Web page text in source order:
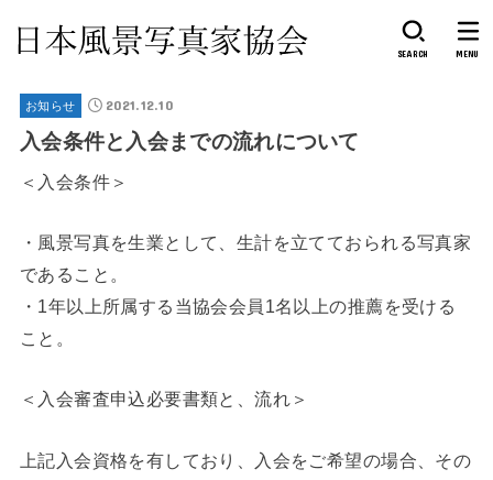
SEARCH MENU
お知らせ 2021.12.10
入会条件と入会までの流れについて
＜入会条件＞
・風景写真を生業として、生計を立てておられる写真家
であること。
・1年以上所属する当協会会員1名以上の推薦を受ける
こと。
＜入会審査申込必要書類と、流れ＞
上記入会資格を有しており、入会をご希望の場合、その